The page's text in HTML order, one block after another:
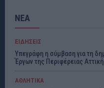
ΝΕΑ
ΕΙΔΗΣΕΙΣ
Υπεγράφη η σύμβαση για τη
Έργων της Περιφέρειας
ΑΘΛΗΤΙΚΑ